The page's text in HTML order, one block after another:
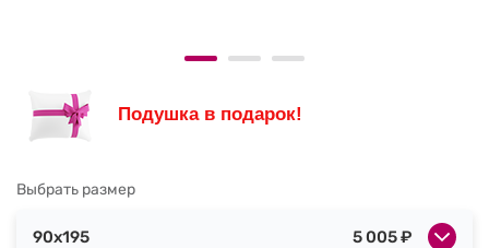
Подушка в подарок!
Выбрать размер
90x195 5 005 ₽